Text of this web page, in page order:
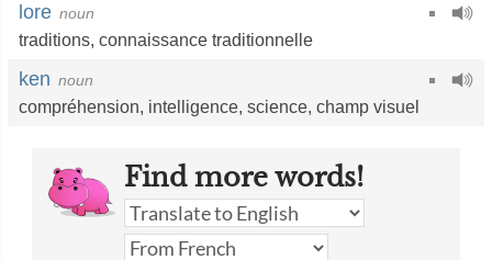
lore noun
traditions, connaissance traditionnelle
ken noun
compréhension, intelligence, science, champ visuel
Find more words!